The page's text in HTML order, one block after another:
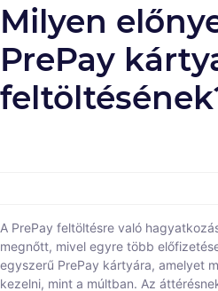
Milyen
PrePay
A PrePay feltöltésre való
megnőtt, mivel egyre több
egyszerű PrePay kártyára, amelyet
kezelni, mint a múltban. Az